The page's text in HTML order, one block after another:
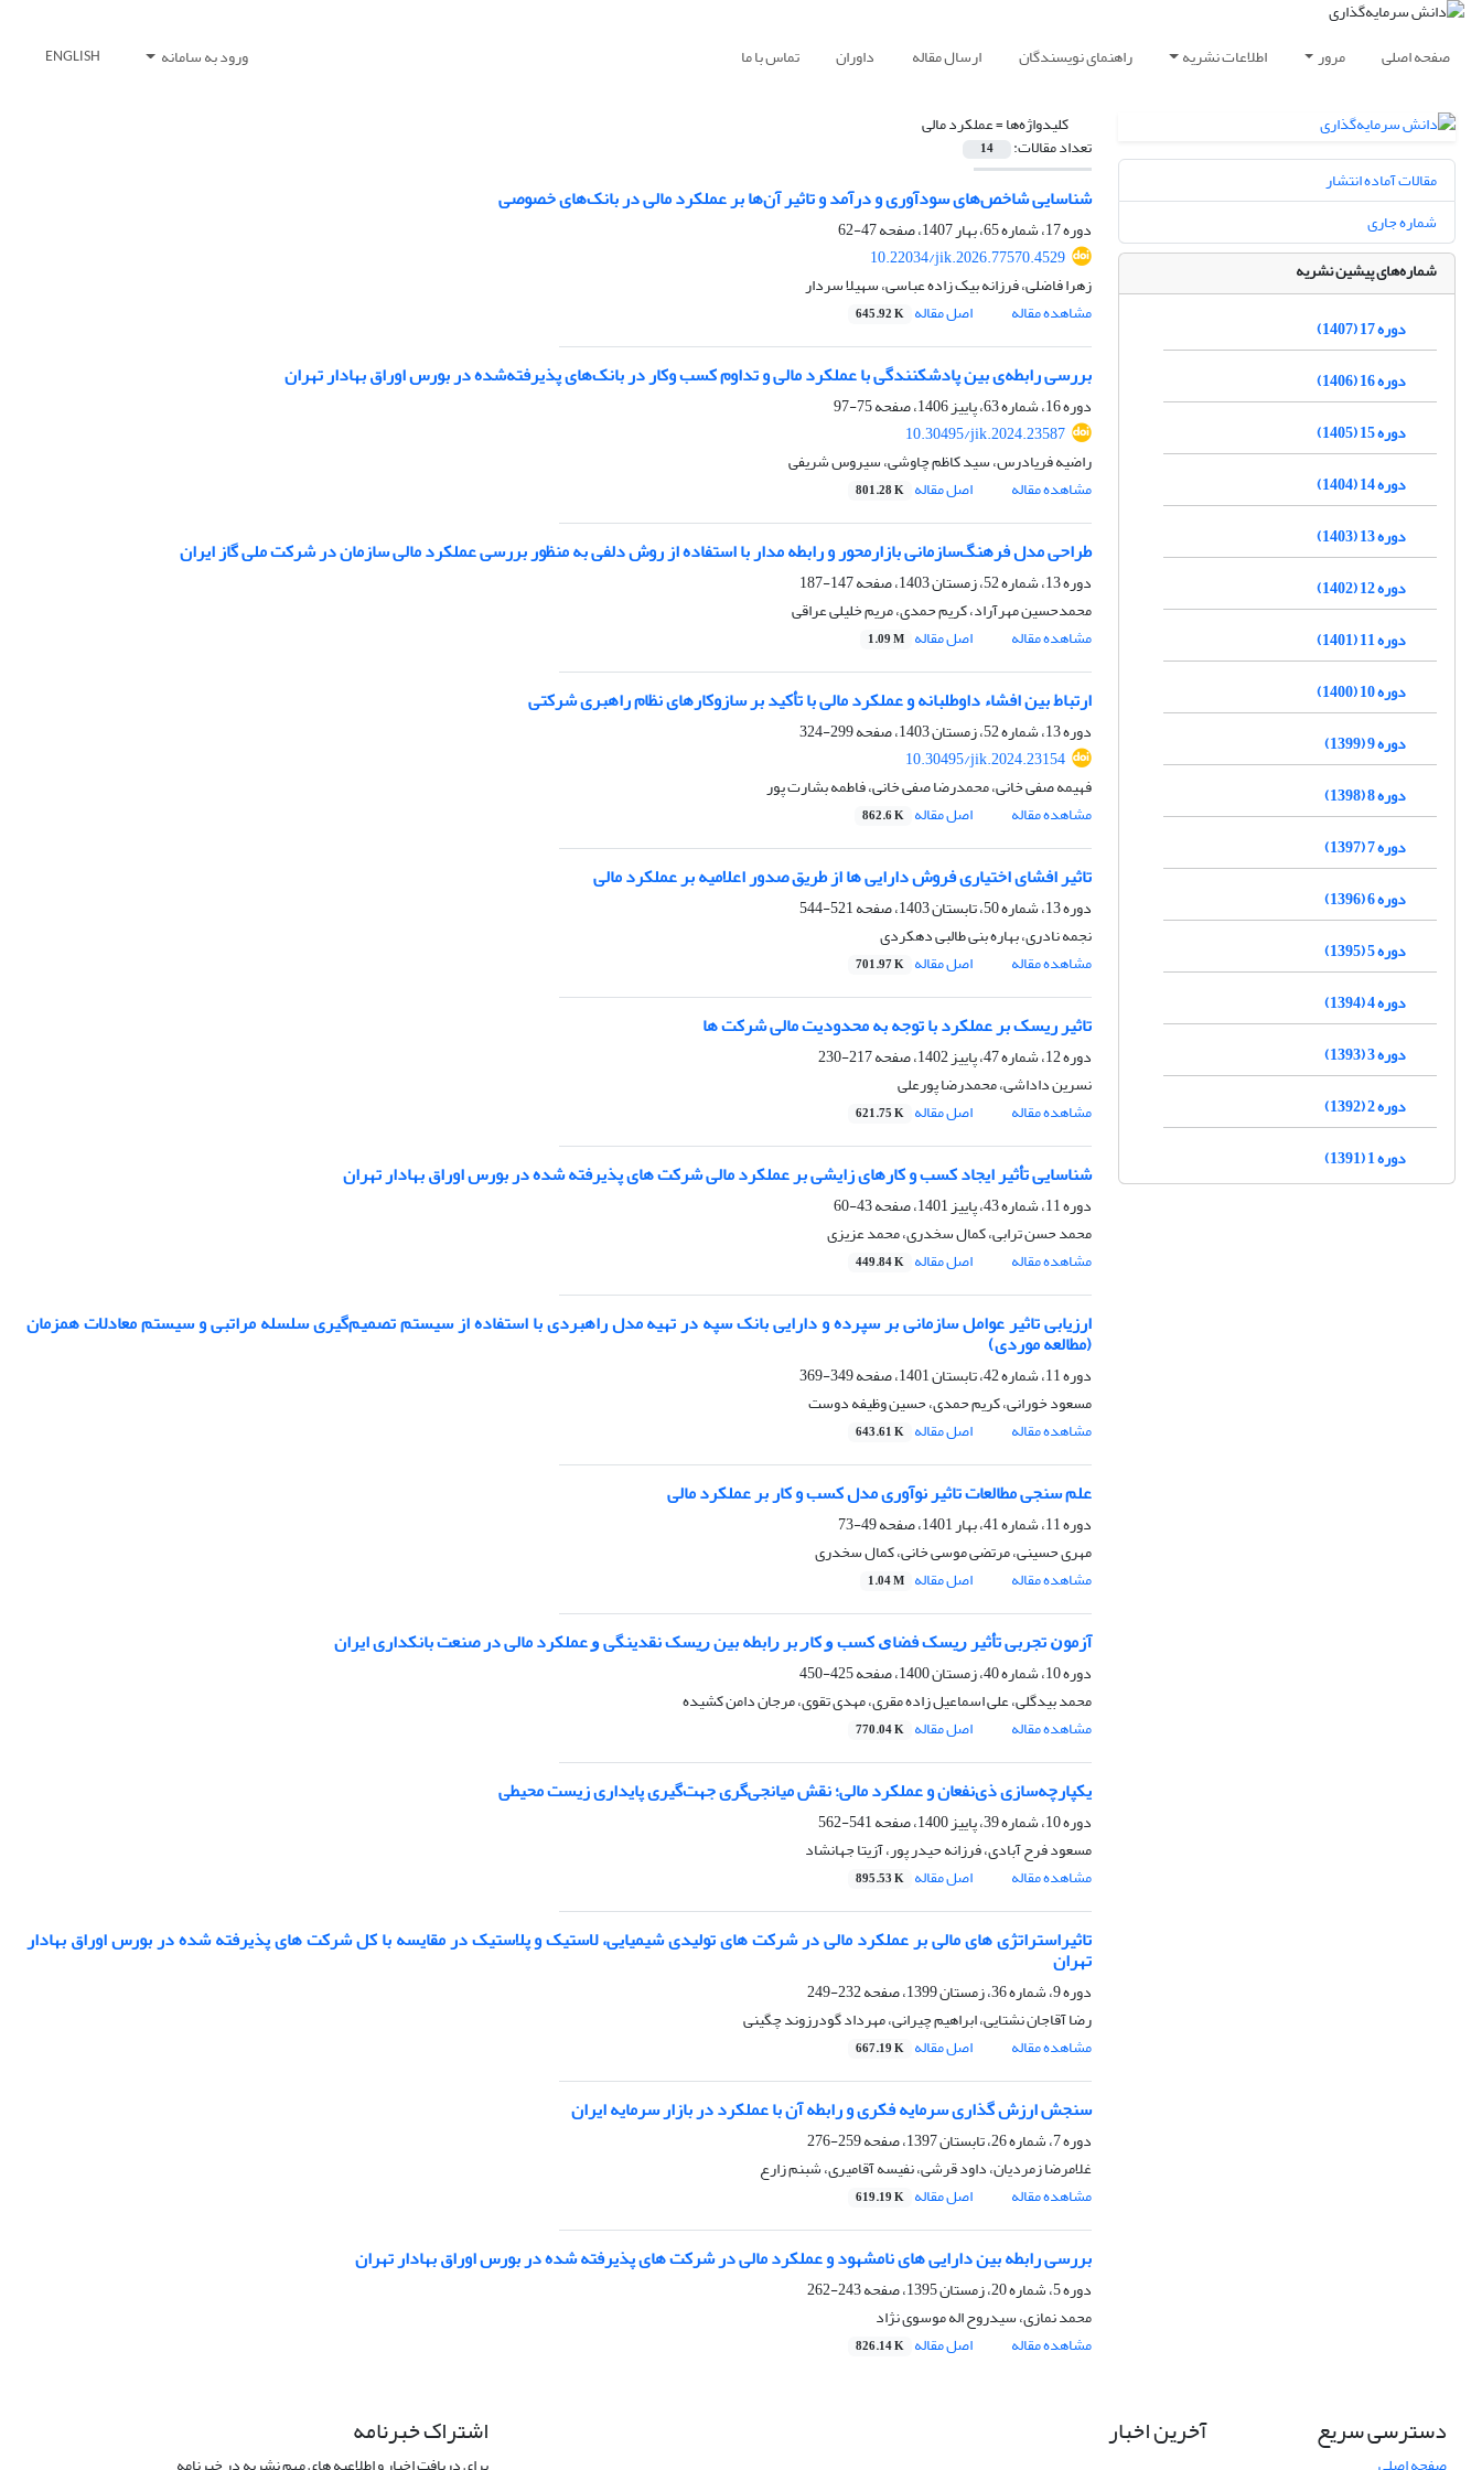
صفحه اصلی مرور اطلاعات نشریه راهنمای نویسندگان ارسال مقاله داوران تماس با ما ورود به سامانه ENGLISH
کلیدواژه‌ها =عملکرد مالی
تعداد مقالات: 14
شناسایی شاخص‌های سودآوری و درآمد و تاثیر آن‌ها بر عملکرد مالی در بانک‌های خصوصی
دوره 17، شماره 65، بهار 1407، صفحه
47-62
10.22034/jik.2026.77570.4529
زهرا فاضلی، فرزانه بیک زاده عباسی، سهیلا سردار
مشاهده مقاله
اصل مقاله 645.92 K
بررسی رابطه‌ی بین پادشکنندگی با عملکرد مالی و تداوم کسب وکار در بانک‌های پذیرفته‌شده در بورس اوراق بهادار تهران
دوره 16، شماره 63، پاییز 1406، صفحه
75-97
10.30495/jik.2024.23587
راضیه فریادرس، سید کاظم چاوشی، سیروس شریفی
مشاهده مقاله
اصل مقاله 801.28 K
طراحی مدل فرهنگ‌سازمانی بازارمحور و رابطه مدار با استفاده از روش دلفی به منظور بررسی عملکرد مالی سازمان در شرکت ملی گاز ایران
دوره 13، شماره 52، زمستان 1403، صفحه
147-187
محمدحسین مهرآراد، کریم حمدی، مریم خلیلی عراقی
مشاهده مقاله
اصل مقاله 1.09 M
ارتباط بین افشاء داوطلبانه و عملکرد مالی با تأکید بر سازوکارهای نظام راهبری شرکتی
دوره 13، شماره 52، زمستان 1403، صفحه
299-324
10.30495/jik.2024.23154
فهیمه صفی خانی، محمدرضا صفی خانی، فاطمه بشارت پور
مشاهده مقاله
اصل مقاله 862.6 K
تاثیر افشای اختیاری فروش دارایی ها از طریق صدور اعلامیه بر عملکرد مالی
دوره 13، شماره 50، تابستان 1403، صفحه
521-544
نجمه نادری، بهاره بنی طالبی دهکردی
مشاهده مقاله
اصل مقاله 701.97 K
تاثیر ریسک بر عملکرد با توجه به محدودیت مالی شرکت ها
دوره 12، شماره 47، پاییز 1402، صفحه
217-230
نسرین داداشی، محمدرضا پورعلی
مشاهده مقاله
اصل مقاله 621.75 K
شناسایی تأثیر ایجاد کسب و کارهای زایشی بر عملکرد مالی شرکت های پذیرفته شده در بورس اوراق بهادار تهران
دوره 11، شماره 43، پاییز 1401، صفحه
43-60
محمد حسن ترابی، کمال سخدری، محمد عزیزی
مشاهده مقاله
اصل مقاله 449.84 K
ارزیابی تاثیر عوامل سازمانی بر سپرده و دارایی بانک سپه در تهیه مدل راهبردی با استفاده از سیستم تصمیم‌گیری سلسله مراتبی و سیستم معادلات همزمان
(مطالعه موردی)
دوره 11، شماره 42، تابستان 1401، صفحه
349-369
مسعود خورانی، کریم حمدی، حسین وظیفه دوست
مشاهده مقاله
اصل مقاله 643.61 K
علم سنجی مطالعات تاثیر نوآوری مدل کسب و کار بر عملکرد مالی
دوره 11، شماره 41، بهار 1401، صفحه
49-73
مهری حسینی، مرتضی موسی خانی، کمال سخدری
مشاهده مقاله
اصل مقاله 1.04 M
آزﻣﻮﻥ ﺗﺠﺮﺑﯽ تأثیر ﺭﯾﺴﮏ ﻓﻀﺎﯼ ﮐﺴﺐ ﻭ ﮐﺎﺭ ﺑﺮ ﺭﺍﺑﻄﻪ بین ﺭﯾﺴﮏ نقدینگی ﻭ عملکرد مالی در صنعت بانکداری ایران
دوره 10، شماره 40، زمستان 1400، صفحه
425-450
محمد بیدگلی، علی اسماعیل زاده مقری، مهدی تقوی، مرجان دامن کشیده
مشاهده مقاله
اصل مقاله 770.04 K
یکپارچه‌سازی ذی‌نفعان و عملکرد مالی؛ نقش میانجی‌گری جهت‌گیری پایداری زیست محیطی
دوره 10، شماره 39، پاییز 1400، صفحه
541-562
مسعود فرح آبادی، فرزانه حیدر پور، آزیتا جهانشاد
مشاهده مقاله
اصل مقاله 895.53 K
تاثیراستراتژی های مالی بر عملکرد مالی در شرکت های تولیدی شیمیایی، لاستیک و پلاستیک در مقایسه با کل شرکت های پذیرفته شده در بورس اوراق بهادار
تهران
دوره 9، شماره 36، زمستان 1399، صفحه
232-249
رضا آقاجان نشتایی، ابراهیم چیرانی، مهرداد گودرزوند چگینی
مشاهده مقاله
اصل مقاله 667.19 K
سنجش ارزش گذاری سرمایه فکری و رابطه آن با عملکرد در بازار سرمایه ایران
دوره 7، شماره 26، تابستان 1397، صفحه
259-276
غلامرضا زمردیان، داود قرشی، نفیسه آقامیری، شبنم زارع
مشاهده مقاله
اصل مقاله 619.19 K
بررسی رابطه بین دارایی های نامشهود و عملکرد مالی در شرکت های پذیرفته شده در بورس اوراق بهادار تهران
دوره 5، شماره 20، زمستان 1395، صفحه
243-262
محمد نمازی، سیدروح اله موسوی نژاد
مشاهده مقاله
اصل مقاله 826.14 K
مقالات آماده انتشار
شماره جاری
شماره‌های پیشین نشریه
دوره 17 (1407)
دوره 16 (1406)
دوره 15 (1405)
دوره 14 (1404)
دوره 13 (1403)
دوره 12 (1402)
دوره 11 (1401)
دوره 10 (1400)
دوره 9 (1399)
دوره 8 (1398)
دوره 7 (1397)
دوره 6 (1396)
دوره 5 (1395)
دوره 4 (1394)
دوره 3 (1393)
دوره 2 (1392)
دوره 1 (1391)
دسترسی سریع آخرین اخبار اشتراک خبرنامه